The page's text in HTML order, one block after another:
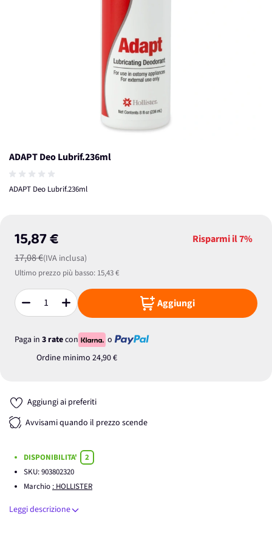
ADAPT Deo Lubrif.236ml
ADAPT Deo Lubrif.236ml
15,87 €
17,08 €(IVA inclusa)
Risparmi il7%
Ultimo prezzo più basso: 15,43 €
Quantità Aggiungi
Paga in 3 ratecon
o
Ordine minimo 24,90 €
Aggiungi ai preferiti
Avvisami quando il prezzo scende
DISPONIBILITA'
2
SKU:903802320
Marchio : HOLLISTER
Leggi descrizione